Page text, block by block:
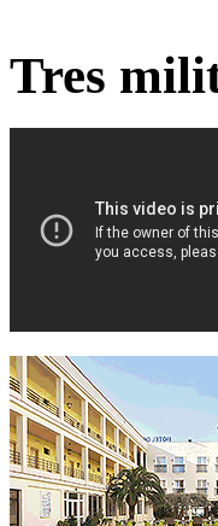
Tres